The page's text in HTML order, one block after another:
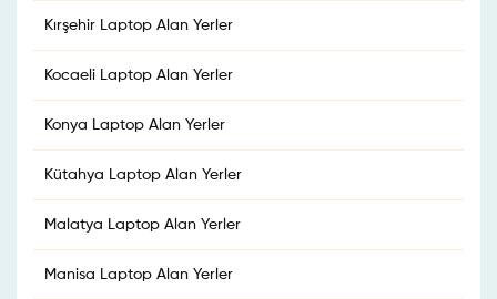
Kırşehir Laptop Alan Yerler
Kocaeli Laptop Alan Yerler
Konya Laptop Alan Yerler
Kütahya Laptop Alan Yerler
Malatya Laptop Alan Yerler
Manisa Laptop Alan Yerler